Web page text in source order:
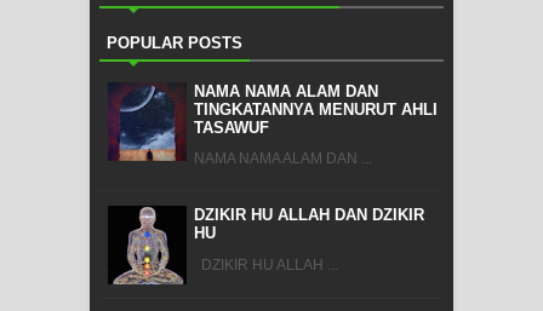
POPULAR POSTS
NAMA NAMA ALAM DAN
TINGKATANNYA MENURUT AHLI
TASAWUF
NAMA NAMA ALAM DAN ...
DZIKIR HU ALLAH DAN DZIKIR
HU
DZIKIR HU ALLAH ...